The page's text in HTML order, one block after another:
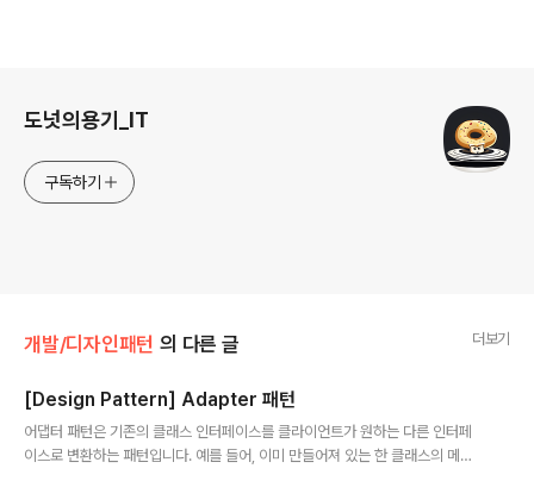
도넛의용기_IT
구독하기
개발/디자인패턴 의 다른 글 더보기
[Design Pattern] Adapter 패턴
어댑터 패턴은 기존의 클래스 인터페이스를 클라이언트가 원하는 다른 인터페
이스로 변환하는 패턴입니다. 예를 들어, 이미 만들어져 있는 한 클래스의 메소